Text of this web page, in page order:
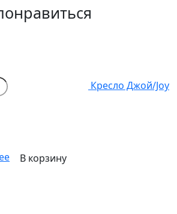
Кресло Джой/Joy
В корзину